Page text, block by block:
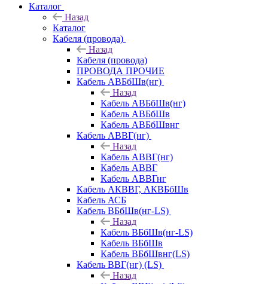
Каталог
Назад
Каталог
Кабеля (провода)
Назад
Кабеля (провода)
ПРОВОДА ПРОЧИЕ
Кабель АВБбШв(нг)
Назад
Кабель АВБбШв(нг)
Кабель АВБбШв
Кабель АВБбШвнг
Кабель АВВГ(нг)
Назад
Кабель АВВГ(нг)
Кабель АВВГ
Кабель АВВГнг
Кабель АКВВГ, АКВБбШв
Кабель АСБ
Кабель ВБбШв(нг-LS)
Назад
Кабель ВБбШв(нг-LS)
Кабель ВБбШв
Кабель ВБбШвнг(LS)
Кабель ВВГ(нг) (LS)
Назад